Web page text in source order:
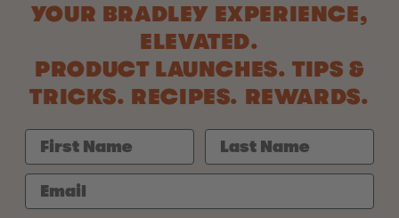
YOUR BRADLEY EXPERIENCE,
ELEVATED.
PRODUCT LAUNCHES. TIPS &
TRICKS. RECIPES. REWARDS.